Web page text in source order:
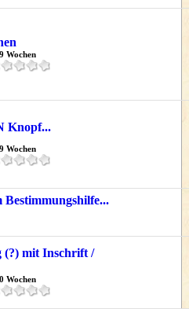
Wochen
Knopf...
Wochen
Bestimmungshilfe...
(?) mit Inschrift /
Wochen